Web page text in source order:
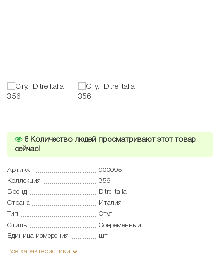
6 Количество людей просматривают этот товар
сейчас!
Артикул
900095
Коллекция
356
Бренд
Ditre Italia
Страна
Италия
Тип
Стул
Стиль
Современный
Единица измерения
шт
Все характеристики